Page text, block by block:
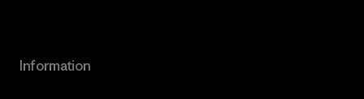
Information